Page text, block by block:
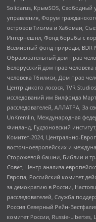
Solidarus, КрымSOS, Свободный
управления, Форум
островов Тисима и Хабомаи,
Интернешнл, Фонд борьбы с
Всемирный фонд природы, BDR
Образовательный дом прав
Белорусский дом прав
человека Тбилиси, Дом прав
Центр дикого лосося, TVR
исследований им Вилфрида
расследователей, АЛЛАТРА, За
UnKremlin, Международная
Финланд, Гудзоновский
Комитет-2024, Центрально-
восточноевропейских и
Сторожевой башни, Библии и
Совет, Центр анализа
Европа, Российский комитет
за демократию в России,
расследователей, Служба
Россия Северный Рейн-
комитет России, Russie-Libertes,